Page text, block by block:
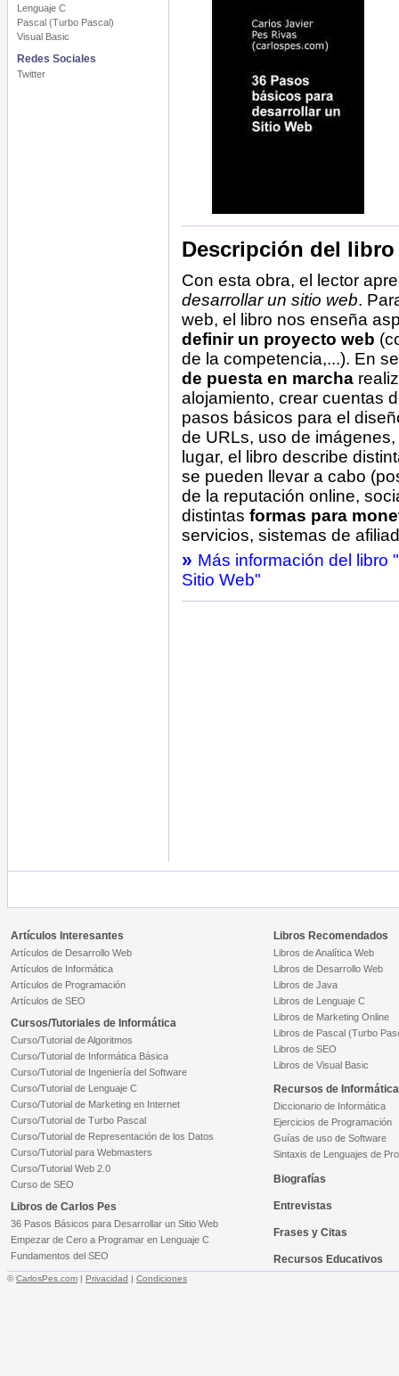
Lenguaje C
Pascal (Turbo Pascal)
Visual Basic
Redes Sociales
Twitter
Descripción del libro
Con esta obra, el lector
desarrollar un sitio web.
web, el libro nos enseña
definir un proyecto web
de la competencia,...). En
de puesta en marcha
alojamiento, crear cuentas
pasos básicos para el
de URLs, uso de
lugar, el libro describe
se pueden llevar a cabo
de la reputación online,
distintas formas para
servicios, sistemas de
» Más información del libro
Sitio Web"
Artículos Interesantes
Artículos de Desarrollo Web
Artículos de Informática
Artículos de Programación
Artículos de SEO
Cursos/Tutoriales de Informática
Curso/Tutorial de Algoritmos
Curso/Tutorial de Informática Básica
Curso/Tutorial de Ingeniería del Software
Curso/Tutorial de Lenguaje C
Curso/Tutorial de Marketing en Internet
Curso/Tutorial de Turbo Pascal
Curso/Tutorial de Representación de los Datos
Curso/Tutorial para Webmasters
Curso/Tutorial Web 2.0
Curso de SEO
Libros de Carlos Pes
36 Pasos Básicos para Desarrollar un Sitio Web
Empezar de Cero a Programar en Lenguaje C
Fundamentos del SEO
Libros Recomendados
Libros de Analítica Web
Libros de Desarrollo Web
Libros de Java
Libros de Lenguaje C
Libros de Marketing Online
Libros de Pascal (Turbo
Libros de SEO
Libros de Visual Basic
Recursos de Informática
Diccionario de Informática
Ejercicios de Programación
Guías de uso de Software
Sintaxis de Lenguajes de
Biografías
Entrevistas
Frases y Citas
Recursos Educativos
©CarlosPes.com | Privacidad | Condiciones